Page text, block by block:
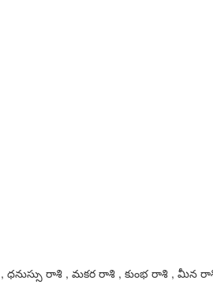
రాశి , మకర రాశి , కుంభ రాశి , మీన